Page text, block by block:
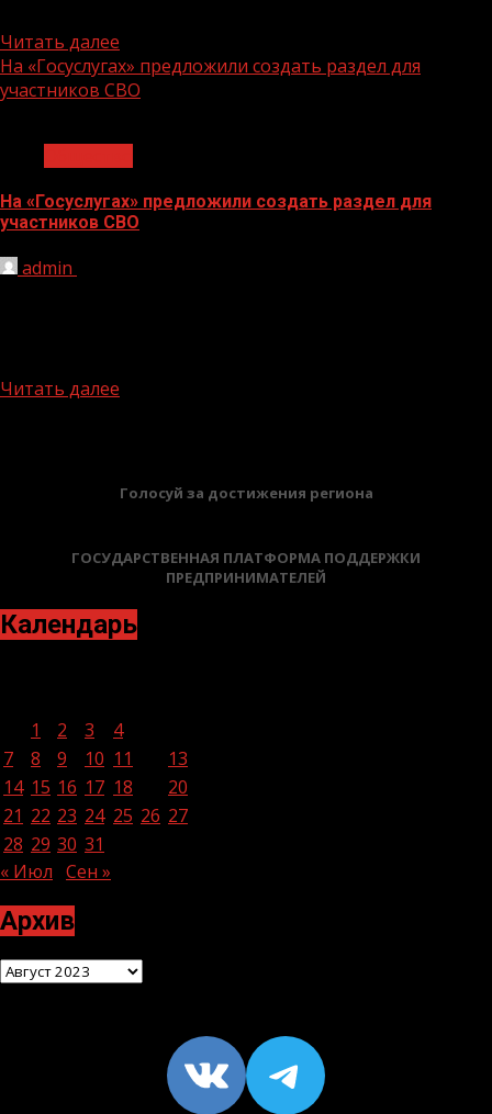
Читать далее
На «Госуслугах» предложили создать раздел для
участников СВО
На «Госуслугах» предложили создать раздел для
участников СВО
admin
Читать далее
Голосуй за достижения региона
ГОСУДАРСТВЕННАЯ ПЛАТФОРМА ПОДДЕРЖКИ
ПРЕДПРИНИМАТЕЛЕЙ
Календарь
1
2 3 4
7
8 9 10 11
13
14 15 16 17 18
20
21 22 23 24 25 26 27
28 29 30 31
« Июл Сен »
Архив
Архив
VK https://